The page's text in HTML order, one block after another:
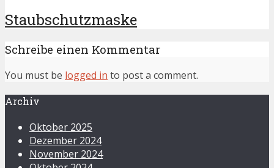
Staubschutzmaske
Schreibe einen Kommentar
You must be logged in to post a comment.
Archiv
Oktober 2025
Dezember 2024
November 2024